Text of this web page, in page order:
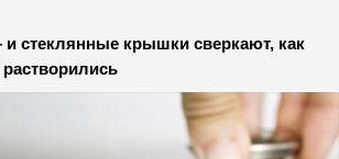
и стеклянные крышки сверкают, как